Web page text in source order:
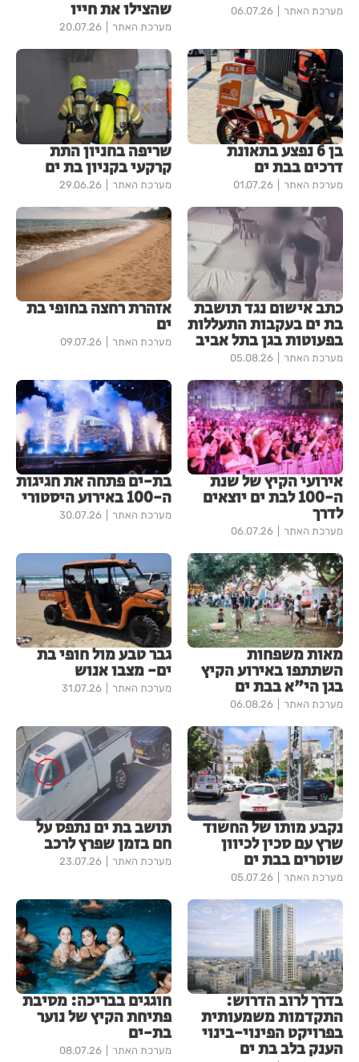
מערכת האתר 06.07.26 שהצילו את חייו
מערכת האתר 20.07.26
בן 6 נפצע בתאונת
דרכים בבת ים
מערכת האתר 01.07.26
שריפה בחניון התת
קרקעי בקניון בת ים
מערכת האתר 29.06.26
כתב אישום נגד תושבת
בת ים בעקבות התעללות
בפעוטות בגן בתל אביב
מערכת האתר 05.08.26
אזהרת רחצה בחופי בת
ים
מערכת האתר 09.07.26
אירועי הקיץ של שנת
ה-100 לבת ים יוצאים
לדרך
מערכת האתר 06.07.26
בת-ים פתחה את חגיגות
ה-100 באירוע היסטורי
מערכת האתר 30.07.26
מאות משפחות
השתתפו באירוע הקיץ
בגן הי"א בבת ים
מערכת האתר 06.08.26
גבר טבע מול חופי בת
ים- מצבו אנוש
מערכת האתר 31.07.26
נקבע מותו של החשוד
שרץ עם סכין לכיוון
שוטרים בבת ים
מערכת האתר 05.07.26
תושב בת ים נתפס על
חם בזמן שפרץ לרכב
מערכת האתר 23.07.26
בדרך לרוב הדרוש:
התקדמות משמעותית
בפרויקט הפינוי-בינוי
הענק בלב בת ים
חוגגים בבריכה: מסיבת
פתיחת הקיץ של נוער
בת-ים
מערכת האתר 08.07.26